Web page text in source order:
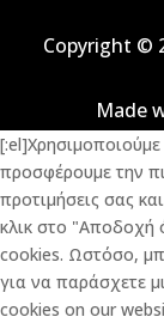
Copyright ©
Made
προσφέρουμε την
προτιμήσεις σας
κλικ στο "Αποδοχή
cookies. Ωστόσο,
για να παράσχετε
cookies on our